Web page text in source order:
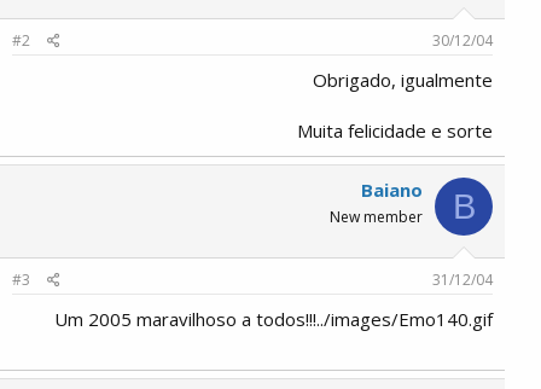
30/12/04
#2
Obrigado, igualmente
Muita felicidade e sorte
B
Baiano
New member
31/12/04
#3
Um 2005 maravilhoso a todos!!!../images/Emo140.gif